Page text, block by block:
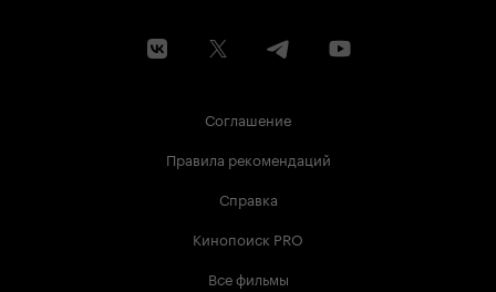
Соглашение
Правила рекомендаций
Справка
Кинопоиск PRO
Все фильмы